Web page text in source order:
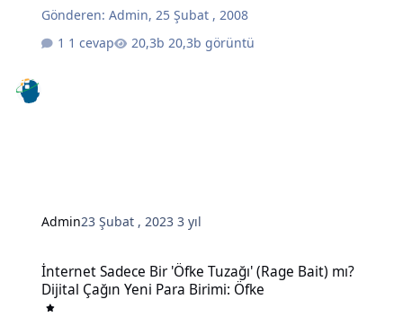
Gönderen:Admin, 25 Şubat , 2008
1 cevap
20,3b görüntü
Admin23 Şubat , 20233 yıl
İnternet Sadece Bir 'Öfke Tuzağı' (Rage Bait) mı?
Dijital Çağın Yeni Para Birimi: Öfke